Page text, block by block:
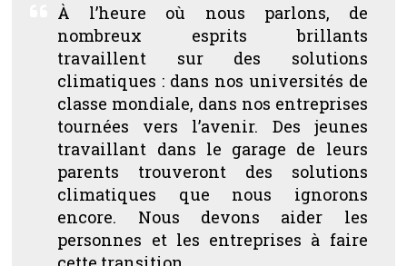
À l’heure où nous parlons, de
nombreux esprits brillants
travaillent sur des solutions
climatiques : dans nos universités de
classe mondiale, dans nos entreprises
tournées vers l’avenir. Des jeunes
travaillant dans le garage de leurs
parents trouveront des solutions
climatiques que nous ignorons
encore. Nous devons aider les
personnes et les entreprises à faire